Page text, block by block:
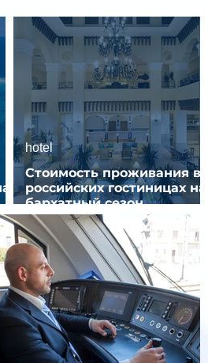
Стоимость проживания в
российских гостиницах на
бархатный сезон
снизилась на 9%
hotel